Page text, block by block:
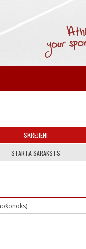
SKRĒJIENI
STARTA SARAKSTS